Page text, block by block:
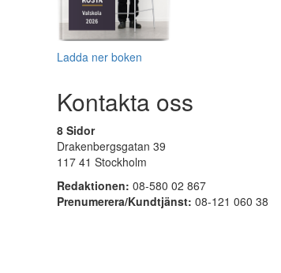
Ladda ner boken
Kontakta oss
8 Sidor
Drakenbergsgatan 39
117 41 Stockholm
Redaktionen: 08-580 02 867
Prenumerera/Kundtjänst: 08-121 060 38